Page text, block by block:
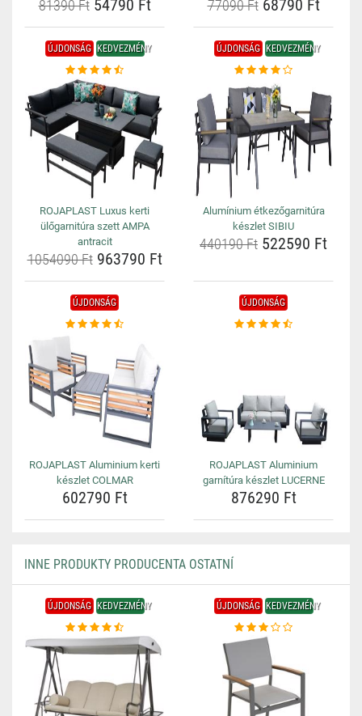
81390 Ft54790 Ft 77090 Ft68790 Ft
ÚJDONSÁG KEDVEZMÉNY
ROJAPLAST Luxus kerti
ülőgarnitúra szett AMPA
antracit
1054090 Ft963790 Ft
ÚJDONSÁG KEDVEZMÉNY
Alumínium étkezőgarnitúra
készlet SIBIU
440190 Ft 522590 Ft
ÚJDONSÁG
ROJAPLAST Aluminium kerti
készlet COLMAR
602790 Ft
ÚJDONSÁG
ROJAPLAST Aluminium
garnítúra készlet LUCERNE
876290 Ft
INNE PRODUKTY PRODUCENTA OSTATNÍ
ÚJDONSÁG KEDVEZMÉNY ÚJDONSÁG KEDVEZMÉNY